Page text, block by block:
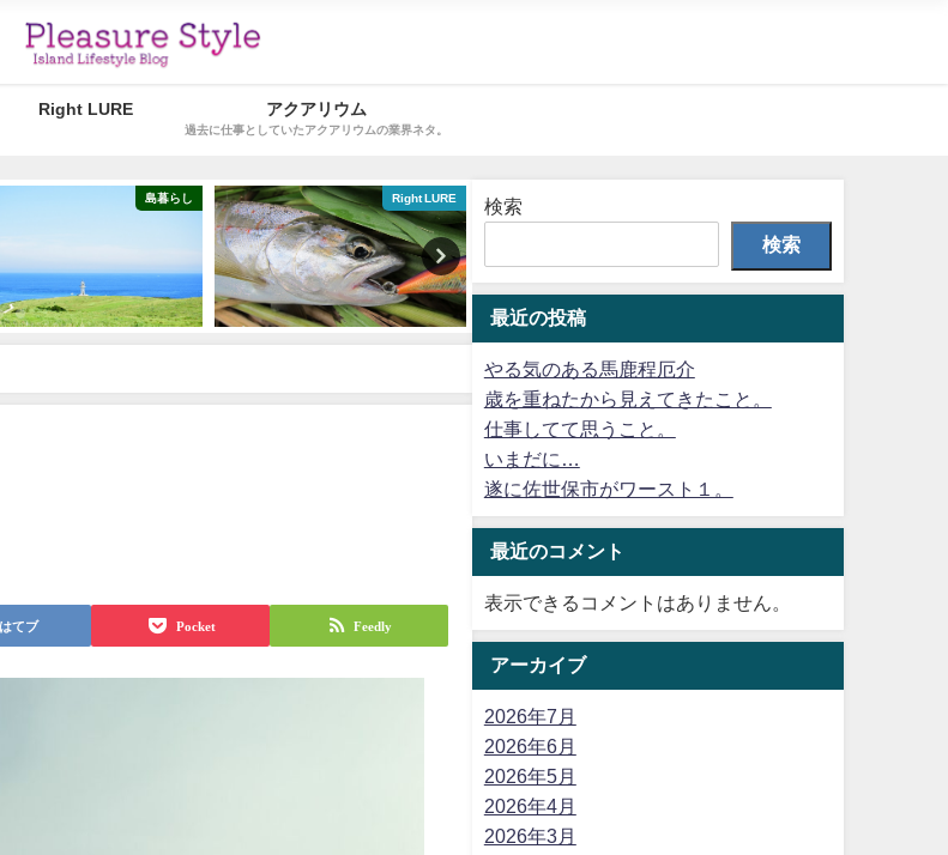
Right LURE アクアリウム
過去に仕事としていたアクアリウムの業界ネタ。
島暮らし Right LURE
はてブ Pocket Feedly
検索
検索
最近の投稿
やる気のある馬鹿程厄介
歳を重ねたから見えてきたこと。
仕事してて思うこと。
いまだに…
遂に佐世保市がワースト１。
最近のコメント
表示できるコメントはありません。
アーカイブ
2026年7月
2026年6月
2026年5月
2026年4月
2026年3月